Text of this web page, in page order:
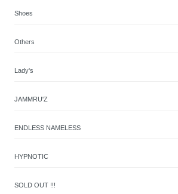
Shoes
Others
Lady's
JAMMRU'Z
ENDLESS NAMELESS
HYPNOTIC
SOLD OUT !!!